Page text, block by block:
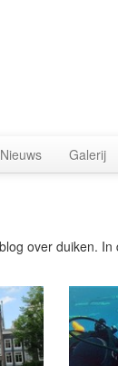
Nieuws Galerij
over duiken.